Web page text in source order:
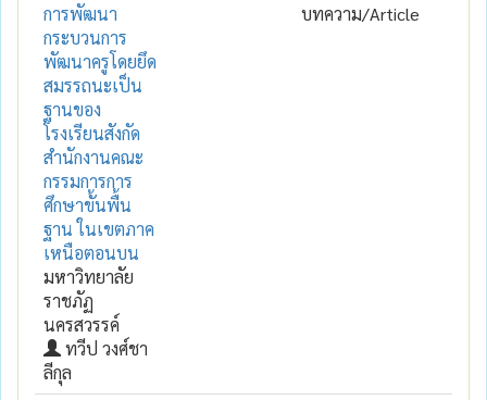
การพัฒนา
กระบวนการ
พัฒนาครูโดยยึด
สมรรถนะเป็น
ฐานของ
โรงเรียนสังกัด
สำนักงานคณะ
กรรมการการ
ศึกษาขั้นพื้น
ฐาน ในเขตภาค
เหนือตอนบน
มหาวิทยาลัย
ราชภัฏ
นครสวรรค์
ทวีป วงศ์ชา
ลีกุล
บทความ/Article